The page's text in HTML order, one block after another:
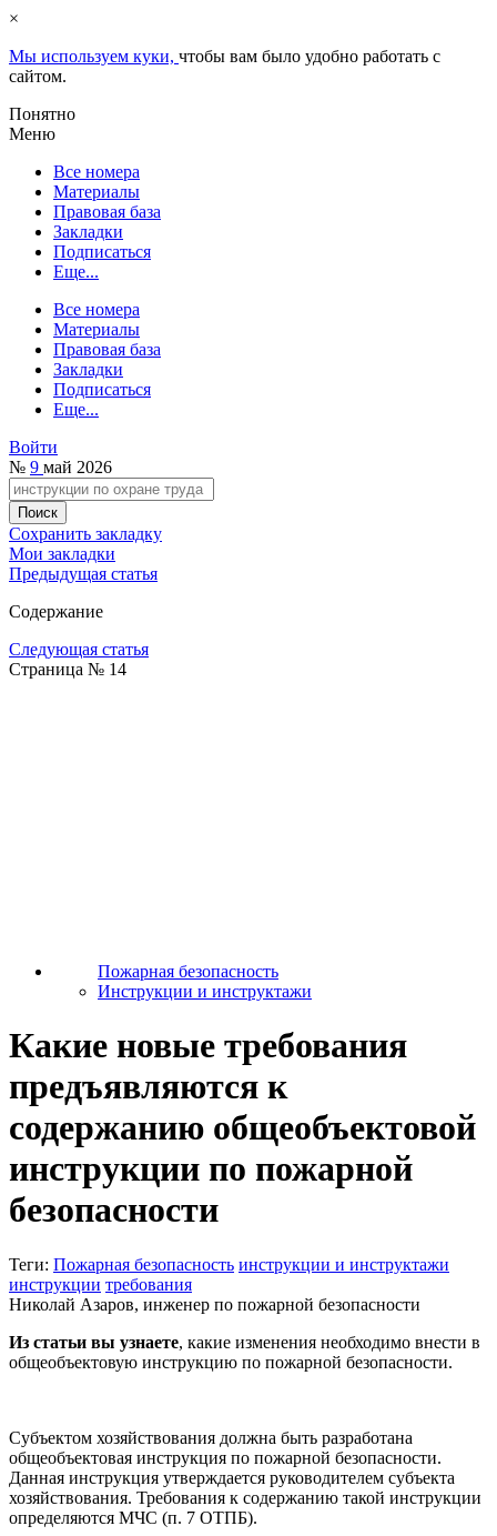
×
Мы используем куки, чтобы вам было удобно работать с
сайтом.
Понятно
Меню
Все номера
Материалы
Правовая база
Закладки
Подписаться
Еще...
Все номера
Материалы
Правовая база
Закладки
Подписаться
Еще...
Войти
№ 9 май 2026
Сохранить закладку
Мои закладки
Предыдущая статья
Содержание
Следующая статья
Страница № 14
Пожарная безопасность
Инструкции и инструктажи
Какие новые требования
предъявляются к
содержанию общеобъектовой
инструкции по пожарной
безопасности
Теги: Пожарная безопасность инструкции и инструктажи
инструкции требования
Николай Азаров, инженер по пожарной безопасности
Из статьи вы узнаете, какие изменения необходимо внести в
общеобъектовую инструкцию по пожарной безопасности.
Субъектом хозяйствования должна быть разработана
общеобъектовая инструкция по пожарной безопасности.
Данная инструкция утверждается руководителем субъекта
хозяйствования. Требования к содержанию такой инструкции
определяются МЧС (п. 7 ОТПБ).